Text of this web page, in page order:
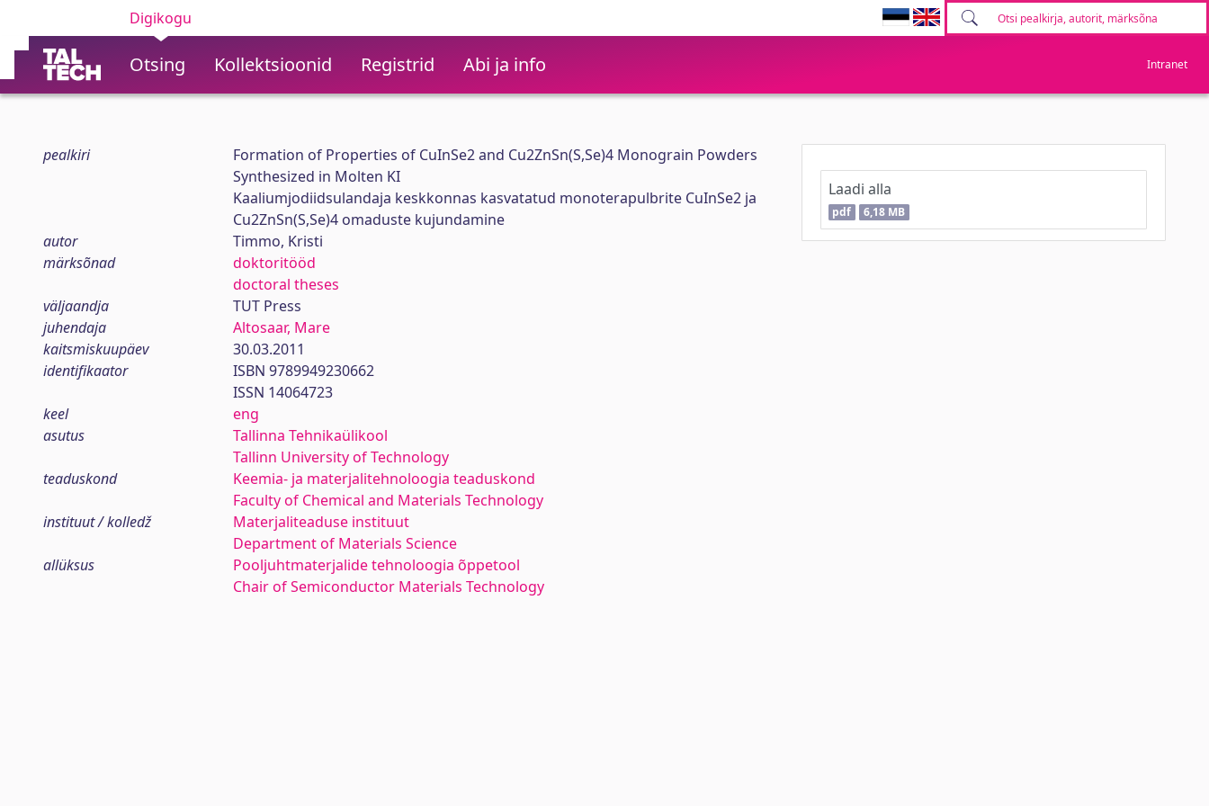
Digikogu
Otsing Kollektsioonid Registrid Abi ja info Intranet
pealkiri
Formation of Properties of CuInSe2 and Cu2ZnSn(S,Se)4 Monograin Powders
Synthesized in Molten KI
Kaaliumjodiidsulandaja keskkonnas kasvatatud monoterapulbrite CuInSe2 ja
Cu2ZnSn(S,Se)4 omaduste kujundamine
autor
Timmo, Kristi
märksõnad
doktoritööd
doctoral theses
väljaandja
TUT Press
juhendaja
Altosaar, Mare
kaitsmiskuupäev
30.03.2011
identifikaator
ISBN 9789949230662
ISSN 14064723
keel
eng
asutus
Tallinna Tehnikaülikool
Tallinn University of Technology
teaduskond
Keemia- ja materjalitehnoloogia teaduskond
Faculty of Chemical and Materials Technology
instituut / kolledž
Materjaliteaduse instituut
Department of Materials Science
allüksus
Pooljuhtmaterjalide tehnoloogia õppetool
Chair of Semiconductor Materials Technology
Laadi alla
pdf 6,18 MB